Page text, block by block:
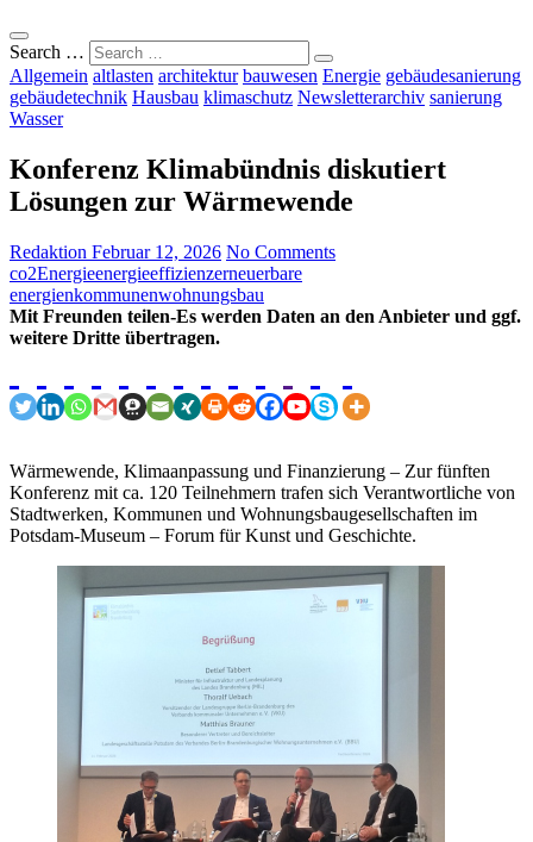
Search …
Allgemein altlasten architektur bauwesen Energie gebäudesanierung
gebäudetechnik Hausbau klimaschutz Newsletterarchiv sanierung
Wasser
Konferenz Klimabündnis diskutiert
Lösungen zur Wärmewende
Redaktion Februar 12, 2026 No Comments
co2Energieenergieeffizienzerneuerbare
energienkommunenwohnungsbau
Mit Freunden teilen-Es werden Daten an den Anbieter und ggf.
weitere Dritte übertragen.
Wärmewende, Klimaanpassung und Finanzierung – Zur fünften
Konferenz mit ca. 120 Teilnehmern trafen sich Verantwortliche von
Stadtwerken, Kommunen und Wohnungsbaugesellschaften im
Potsdam-Museum – Forum für Kunst und Geschichte.